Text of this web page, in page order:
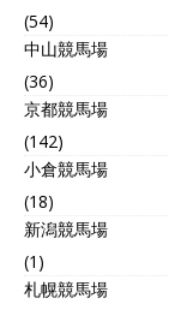
(54)
中山競馬場
(36)
京都競馬場
(142)
小倉競馬場
(18)
新潟競馬場
(1)
札幌競馬場